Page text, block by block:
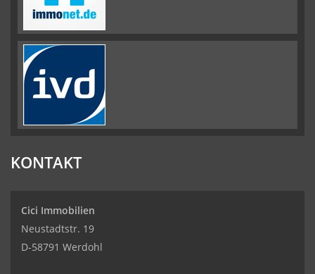
KONTAKT
Cici Immobilien
Neustadtstr. 19
D-58791 Werdohl